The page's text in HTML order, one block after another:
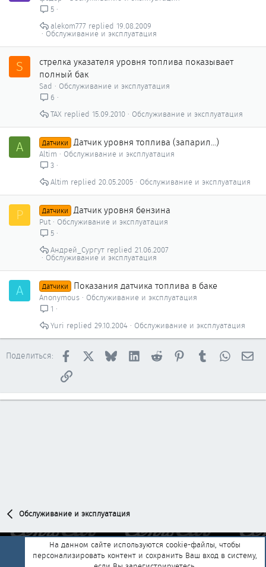
5
Обслуживание и эксплуатация
19.08.2009
alekom777
S
стрелка указателя уровня топлива показывает
полный бак
Sad
Обслуживание и эксплуатация
6
Обслуживание и эксплуатация
15.09.2010
ТАХ
A Датчики Датчик уровня топлива (запарил...)
Altim
Обслуживание и эксплуатация
3
Обслуживание и эксплуатация
20.05.2005
Altim
P Датчики Датчик уровня бензина
Put
Обслуживание и эксплуатация
5
Обслуживание и эксплуатация
21.06.2007
Андрей_Сургут
A Датчики Показания датчика топлива в баке
Anonymous
Обслуживание и эксплуатация
1
Обслуживание и эксплуатация
29.10.2004
Yuri
Поделиться: Facebook BlueskyLinkedInReddit PinterestTumblr
Ссылка
Обслуживание и эксплуатация
Обратная связь Условия и правила
На данном сайте используются cookie-файлы, чтобы
персонализировать контент и сохранить Ваш вход в систему,